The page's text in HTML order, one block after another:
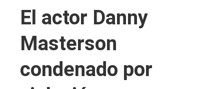
El actor Danny
Masterson
condenado por